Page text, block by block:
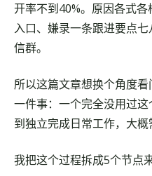
开率不到40%。原因各式
入口、嫌录一条跟进要点
信群。
所以这篇文章想换个角度
一件事：一个完全没用过
到独立完成日常工作，大概
我把这个过程拆成5个节点来